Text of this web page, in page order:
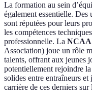
La formation au sein
également essentielle. Des
sont réputées pour leurs
les compétences
professionnelle. La NCAA
Association) joue un rôle
talents, offrant aux jeunes
potentiellement rejoindre
solides entre entraîneurs
carrière de ces derniers sur